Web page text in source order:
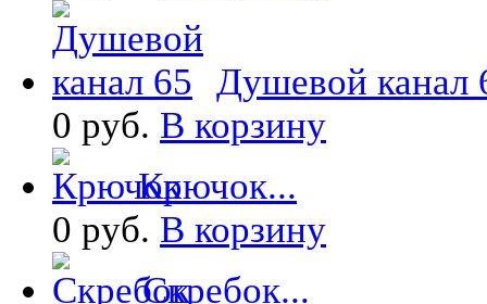
Душевой канал
0 руб. В корзину
Крючок...
0 руб. В корзину
Скребок...